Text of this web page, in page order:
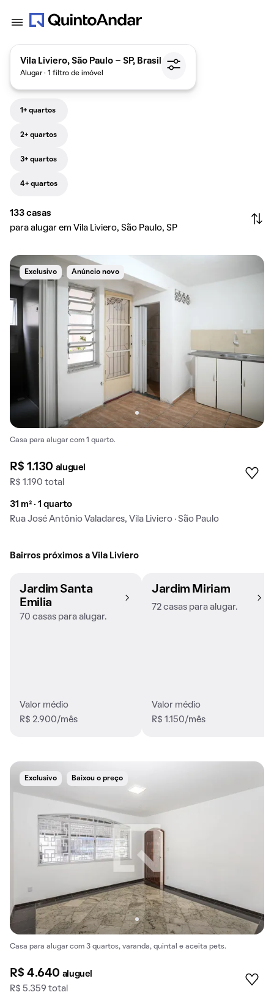
Vila Liviero, São Paulo - SP, Brasil
Alugar · 1 filtro de imóvel
1+ quartos
2+ quartos
3+ quartos
4+ quartos
133 casas
para alugar em Vila Liviero, São Paulo, SP
Exclusivo Anúncio novo
Casa para alugar com 1 quarto.
R$ 1.130 aluguel
R$ 1.190 total
31 m² · 1 quarto
Rua José Antônio Valadares, Vila Liviero · São Paulo
Bairros próximos a Vila Liviero
Jardim Santa
Emilia
70 casas para alugar.
Valor médio
R$ 2.900/mês
Jardim Miriam
72 casas para alugar.
Valor médio
R$ 1.150/mês
Exclusivo Baixou o preço
Casa para alugar com 3 quartos, varanda, quintal e aceita pets.
R$ 4.640 aluguel
R$ 5.359 total